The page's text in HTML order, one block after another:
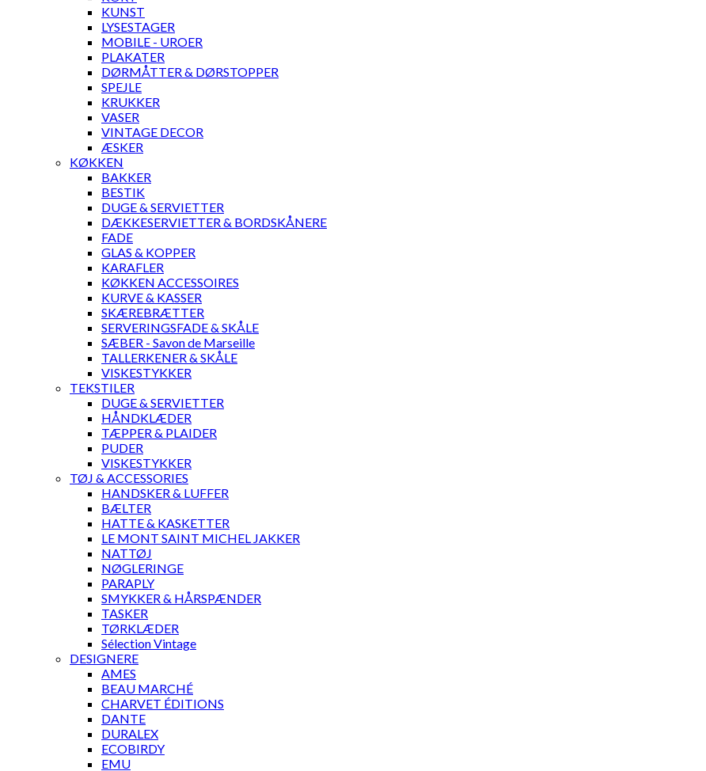
KUNST
LYSESTAGER
MOBILE - UROER
PLAKATER
DØRMÅTTER & DØRSTOPPER
SPEJLE
KRUKKER
VASER
VINTAGE DECOR
ÆSKER
KØKKEN
BAKKER
BESTIK
DUGE & SERVIETTER
DÆKKESERVIETTER & BORDSKÅNERE
FADE
GLAS & KOPPER
KARAFLER
KØKKEN ACCESSOIRES
KURVE & KASSER
SKÆREBRÆTTER
SERVERINGSFADE & SKÅLE
SÆBER - Savon de Marseille
TALLERKENER & SKÅLE
VISKESTYKKER
TEKSTILER
DUGE & SERVIETTER
HÅNDKLÆDER
TÆPPER & PLAIDER
PUDER
VISKESTYKKER
TØJ & ACCESSORIES
HANDSKER & LUFFER
BÆLTER
HATTE & KASKETTER
LE MONT SAINT MICHEL JAKKER
NATTØJ
NØGLERINGE
PARAPLY
SMYKKER & HÅRSPÆNDER
TASKER
TØRKLÆDER
Sélection Vintage
DESIGNERE
AMES
BEAU MARCHÉ
CHARVET ÉDITIONS
DANTE
DURALEX
ECOBIRDY
EMU